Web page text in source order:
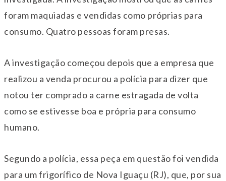
foram maquiadas e vendidas como próprias para
consumo. Quatro pessoas foram presas.
A investigação começou depois que a empresa que
realizou a venda procurou a polícia para dizer que
notou ter comprado a carne estragada de volta
como se estivesse boa e própria para consumo
humano.
Segundo a polícia, essa peça em questão foi vendida
para um frigorífico de Nova Iguaçu (RJ), que, por sua